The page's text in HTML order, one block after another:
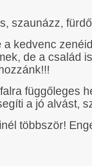
szaunázz,
a kedvenc
de a család
függőleges
a jó alvást,
többször!